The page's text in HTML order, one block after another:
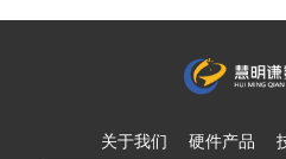
关于我们 硬件产品